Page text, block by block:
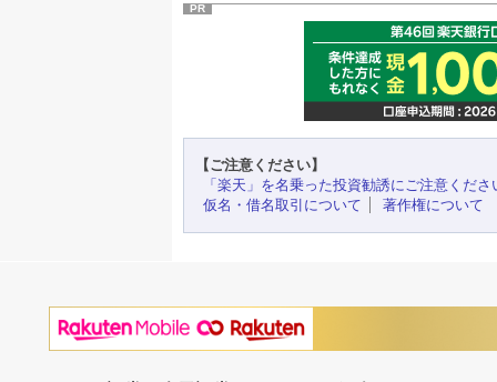
PR
【ご注意ください】
「楽天」を名乗った投資勧誘にご注意くださ
仮名・借名取引について
著作権について